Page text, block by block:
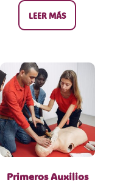
LEER MÁS
Primeros Auxilios